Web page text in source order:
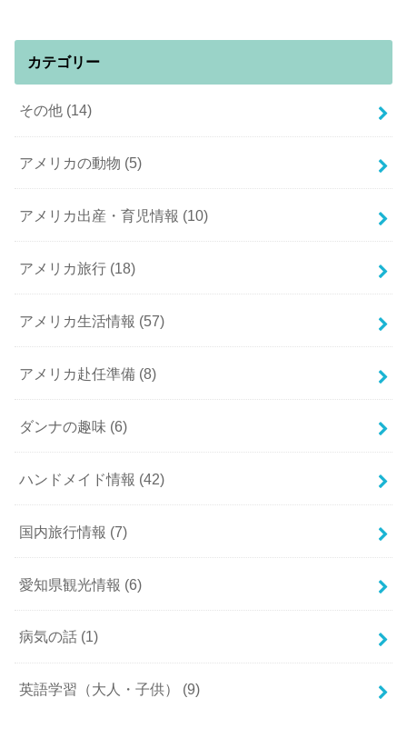
カテゴリー
その他 (14)
アメリカの動物 (5)
アメリカ出産・育児情報 (10)
アメリカ旅行 (18)
アメリカ生活情報 (57)
アメリカ赴任準備 (8)
ダンナの趣味 (6)
ハンドメイド情報 (42)
国内旅行情報 (7)
愛知県観光情報 (6)
病気の話 (1)
英語学習（大人・子供） (9)